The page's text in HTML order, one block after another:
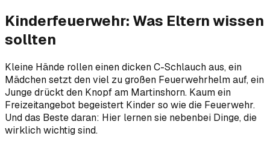
Kinderfeuerwehr: Was Eltern wissen
sollten
Kleine Hände rollen einen dicken C-Schlauch aus, ein
Mädchen setzt den viel zu großen Feuerwehrhelm auf, ein
Junge drückt den Knopf am Martinshorn. Kaum ein
Freizeitangebot begeistert Kinder so wie die Feuerwehr.
Und das Beste daran: Hier lernen sie nebenbei Dinge, die
wirklich wichtig sind.